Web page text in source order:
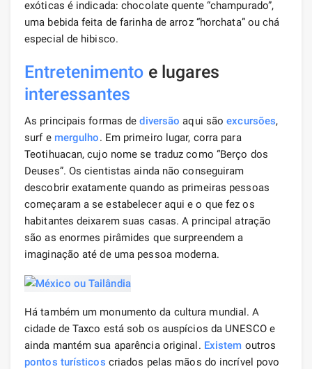
exóticas é indicada: chocolate quente “champurado”,
uma bebida feita de farinha de arroz “horchata” ou chá
especial de hibisco.
Entretenimento e lugares
interessantes
As principais formas dediversão aqui sãoexcursões,
surf e mergulho. Em primeiro lugar, corra para
Teotihuacan, cujo nome se traduz como “Berço dos
Deuses”. Os cientistas ainda não conseguiram
descobrir exatamente quando as primeiras pessoas
começaram a se estabelecer aqui e o que fez os
habitantes deixarem suas casas. A principal atração
são as enormes pirâmides que surpreendem a
imaginação até de uma pessoa moderna.
Há também um monumento da cultura mundial. A
cidade de Taxco está sob os auspícios da UNESCO e
ainda mantém sua aparência original. Existem outros
pontos turísticos criados pelas mãos do incrível povo